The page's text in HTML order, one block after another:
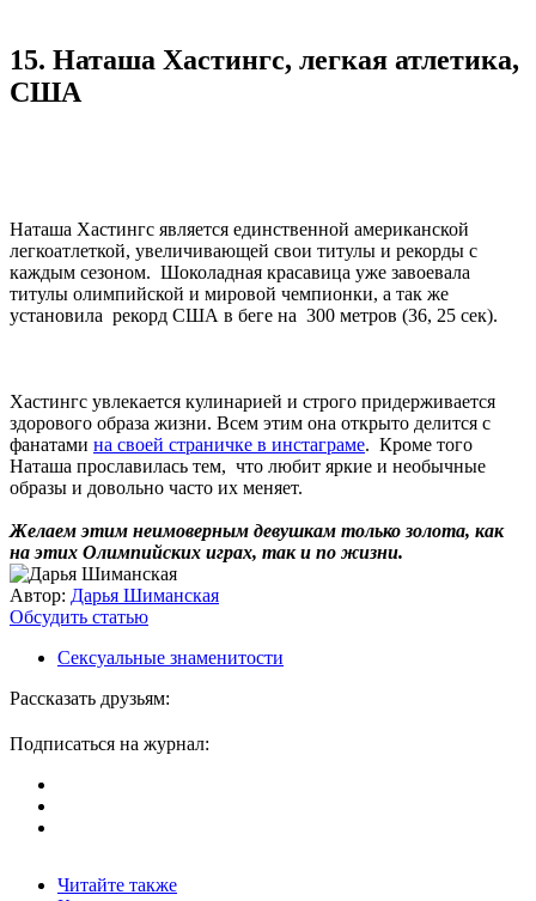
15. Наташа Хастингс, легкая атлетика,
США
Наташа Хастингс является единственной американской
легкоатлеткой, увеличивающей свои титулы и рекорды с
каждым сезоном. Шоколадная красавица уже завоевала
титулы олимпийской и мировой чемпионки, а так же
установила рекорд США в беге на 300 метров (36, 25 сек).
Хастингс увлекается кулинарией и строго придерживается
здорового образа жизни. Всем этим она открыто делится с
фанатами на своей страничке в инстаграме. Кроме того
Наташа прославилась тем, что любит яркие и необычные
образы и довольно часто их меняет.
Желаем этим неимоверным девушкам только золота, как
на этих Олимпийских играх, так и по жизни.
Автор: Дарья Шиманская
Обсудить статью
Сексуальные знаменитости
Рассказать друзьям:
Подписаться на журнал:
Читайте также